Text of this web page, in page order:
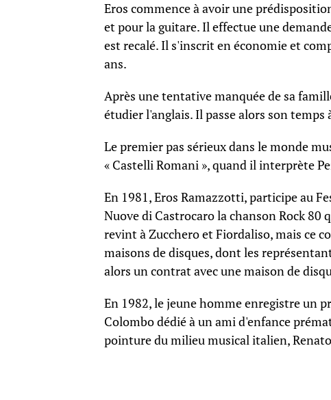
Eros commence à avoir une
et pour la guitare. Il effectue une
est recalé. Il s'inscrit en économie et
ans.
Après une tentative manquée de sa
étudier l'anglais. Il passe alors son
Le premier pas sérieux dans le monde
« Castelli Romani », quand il interprète
En 1981, Eros Ramazzotti, participe au
Nuove di Castrocaro la chanson Rock
revint à Zucchero et Fiordaliso, mais ce
maisons de disques, dont les
alors un contrat avec une maison de
En 1982, le jeune homme enregistre un
Colombo dédié à un ami d'enfance
pointure du milieu musical italien,